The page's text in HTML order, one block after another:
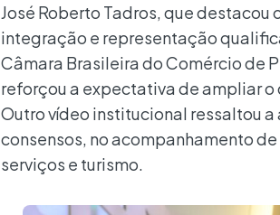
José Roberto Tadros, que
integração e representação
Câmara Brasileira do Comércio de
reforçou a expectativa de ampliar
Outro vídeo institucional ressaltou
consensos, no acompanhamento
serviços e turismo.